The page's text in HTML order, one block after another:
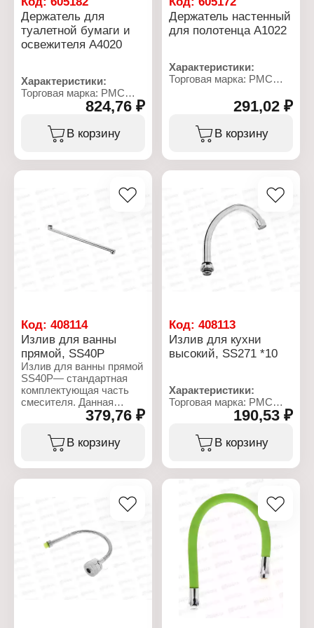
Держатель для
туалетной бумаги и
освежителя А4020
Характеристики:
Торговая марка: РМС
Артикул: А4020
Тип товара: Держатель
Назначение: для
туалетной бумаги и
Вид поверхности:
глянцевый
824,76 ₽
В корзину
Держатель настенный
для полотенца A1022
Характеристики:
Торговая марка: РМС
Тип товара: Держатель
Назначение: для
полотенец
Форма: кольцо
сталь, цинк
Цвет: хром
Вид поверхности:
глянцевый
Вес: 143 г
Размер крепления: 6,9
Расстояние от стены: 5,2
291,02 ₽
В корзину
Код: 408114
Излив для ванны
прямой, SS40P
Излив для ванны прямой
SS40P— стандартная
комплектующая часть
смесителя. Данная
модель удобна как для
раковины, так и для
ванны. Элегантная
форма гармонично
воды и придаёт потоку
воздушность и мягкость.
латуни и имеет долгий
срок службы.
Характеристики:
Торговая марка: РМС
379,76 ₽
В корзину
Код:408113
Излив для кухни
высокий, SS271 *10
Характеристики:
Торговая марка: РМС
Артикул: SS271
Тип товара: Излив для
смесителя
Назначение: для кухни
Тип излива: поворотный
Материал: нержавеющая
сталь
190,53 ₽
В корзину